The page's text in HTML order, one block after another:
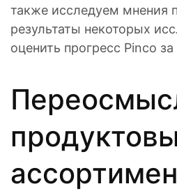
также исследуем мнения
результаты некоторых
оценить прогресс Pinco